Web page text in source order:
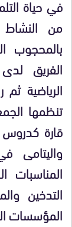
في حياة
من
بالمحجوب
الفريق
الرياضية ثم
تنظمها
قارة كدروس
واليتامى
المناسبات
التدخين
المؤسسات